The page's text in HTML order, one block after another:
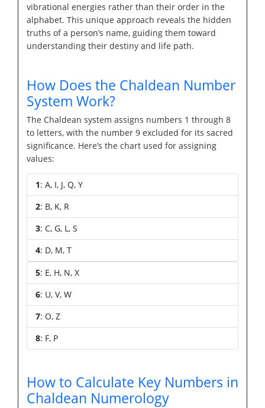
vibrational energies rather than their order in the
alphabet. This unique approach reveals the hidden
truths of a person’s name, guiding them toward
understanding their destiny and life path.
How Does the Chaldean Number
System Work?
The Chaldean system assigns numbers 1 through 8
to letters, with the number 9 excluded for its sacred
significance. Here’s the chart used for assigning
values:
1: A, I, J, Q, Y
2: B, K, R
3: C, G, L, S
4: D, M, T
5: E, H, N, X
6: U, V, W
7: O, Z
8: F, P
How to Calculate Key Numbers in
Chaldean Numerology